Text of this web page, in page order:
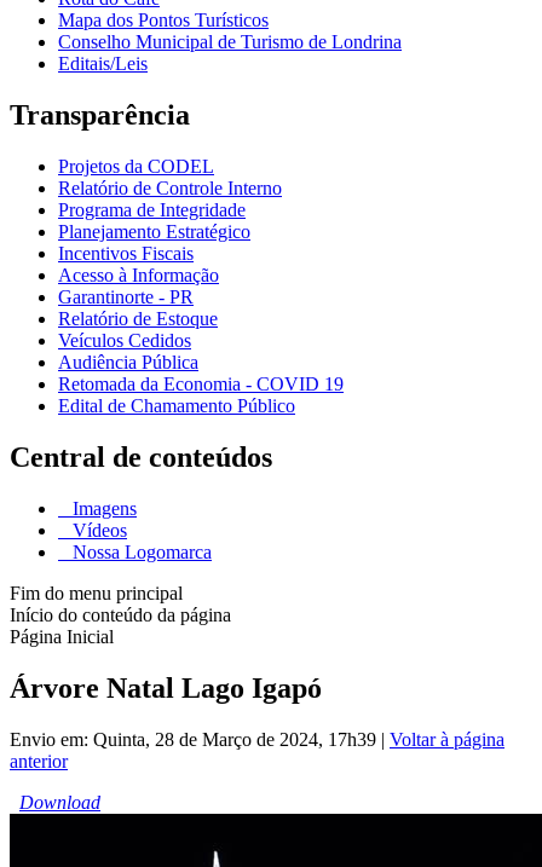
Mapa dos Pontos Turísticos
Conselho Municipal de Turismo de Londrina
Editais/Leis
Transparência
Projetos da CODEL
Relatório de Controle Interno
Programa de Integridade
Planejamento Estratégico
Incentivos Fiscais
Acesso à Informação
Garantinorte - PR
Relatório de Estoque
Veículos Cedidos
Audiência Pública
Retomada da Economia - COVID 19
Edital de Chamamento Público
Central de conteúdos
Imagens
Vídeos
Nossa Logomarca
Fim do menu principal
Início do conteúdo da página
Página Inicial
Árvore Natal Lago Igapó
Envio em: Quinta, 28 de Março de 2024, 17h39 | Voltar à página
anterior
Download